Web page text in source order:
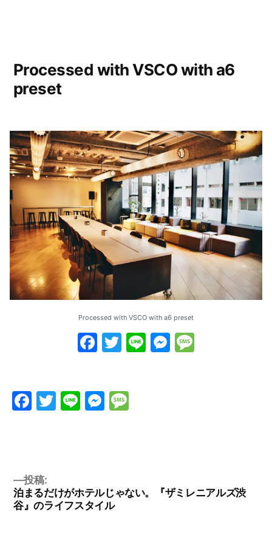
Processed with VSCO with a6
preset
Processed with VSCO with a6 preset
Facebook
Twitter
Line
Facebook
Twitter
LineMessenger
投
投稿:
泊まるだけがホテルじゃない。『ザミレニアルズ渋
谷』のライフスタイル